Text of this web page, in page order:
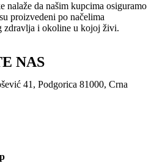
nalaže da našim kupcima osiguramo
proizvedeni po načelima
zdravlja i okoline u kojoj živi.
NAS
41, Podgorica 81000, Crna